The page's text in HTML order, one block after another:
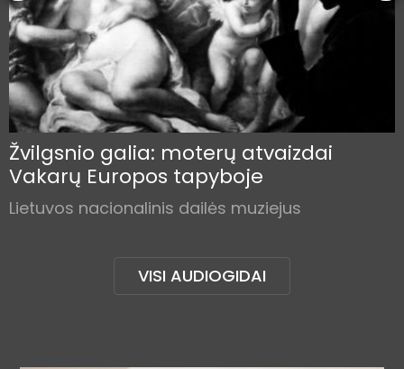
Žvilgsnio galia: moterų atvaizdai
Vakarų Europos tapyboje
Lietuvos nacionalinis dailės muziejus
VISI AUDIOGIDAI